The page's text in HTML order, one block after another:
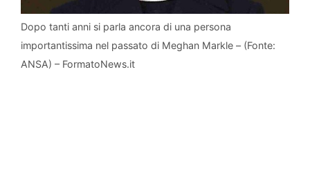
Dopo tanti anni si parla ancora di una persona
importantissima nel passato di Meghan Markle – (Fonte:
ANSA) – FormatoNews.it